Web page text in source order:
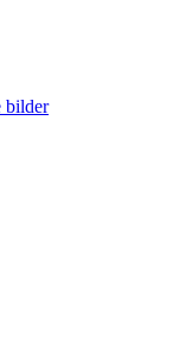
bilder